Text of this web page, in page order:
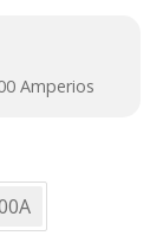
Amperios